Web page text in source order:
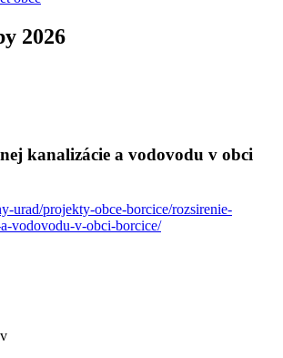
2026
kanalizácie a vodovodu v obci
urad/projekty-obce-borcice/rozsirenie-
vodovodu-v-obci-borcice/